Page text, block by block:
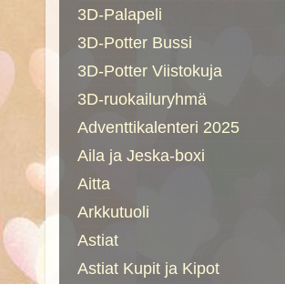
3D-Palapeli
3D-Potter Bussi
3D-Potter Viistokuja
3D-ruokailuryhmä
Adventtikalenteri 2025
Aila ja Jeska-boxi
Aitta
Arkkutuoli
Astiat
Astiat Kupit ja Kipot